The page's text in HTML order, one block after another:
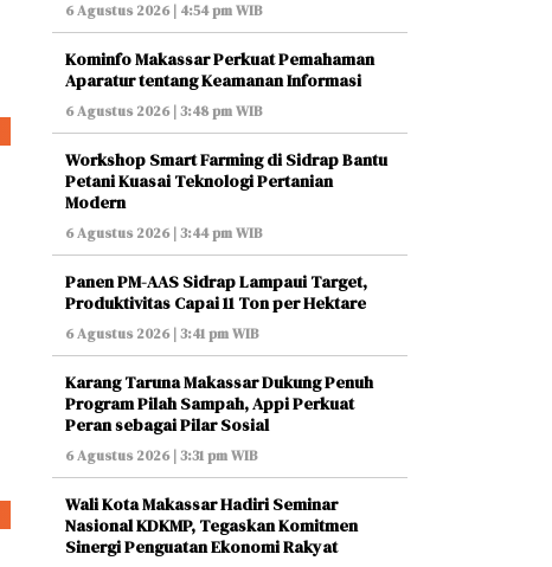
6 Agustus 2026 | 4:54 pm WIB
Kominfo Makassar Perkuat Pemahaman
Aparatur tentang Keamanan Informasi
6 Agustus 2026 | 3:48 pm WIB
Workshop Smart Farming di Sidrap Bantu
Petani Kuasai Teknologi Pertanian
Modern
6 Agustus 2026 | 3:44 pm WIB
Panen PM-AAS Sidrap Lampaui Target,
Produktivitas Capai 11 Ton per Hektare
6 Agustus 2026 | 3:41 pm WIB
Karang Taruna Makassar Dukung Penuh
Program Pilah Sampah, Appi Perkuat
Peran sebagai Pilar Sosial
6 Agustus 2026 | 3:31 pm WIB
Wali Kota Makassar Hadiri Seminar
Nasional KDKMP, Tegaskan Komitmen
Sinergi Penguatan Ekonomi Rakyat